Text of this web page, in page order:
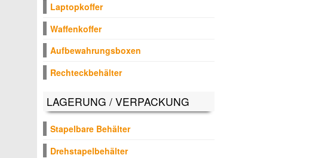
Laptopkoffer
Waffenkoffer
Aufbewahrungsboxen
Rechteckbehälter
LAGERUNG / VERPACKUNG
Stapelbare Behälter
Drehstapelbehälter